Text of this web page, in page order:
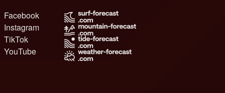
Facebook
Instagram
TikTok
YouTube